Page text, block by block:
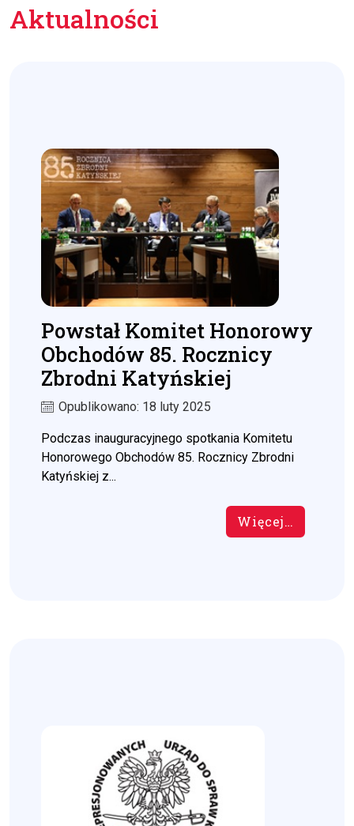
Aktualności
Powstał Komitet Honorowy
Obchodów 85. Rocznicy
Zbrodni Katyńskiej
Opublikowano: 18 luty 2025
Podczas inauguracyjnego spotkania Komitetu
Honorowego Obchodów 85. Rocznicy Zbrodni
Katyńskiej z...
Więcej…